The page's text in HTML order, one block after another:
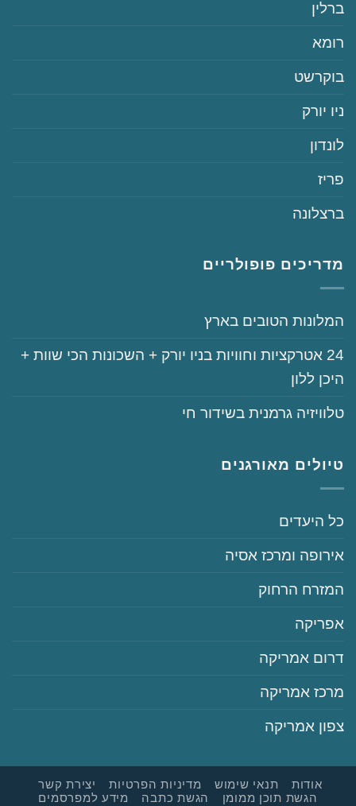
‏ברלין
‏רומא
‏בוקרשט
‏ניו יורק
‏לונדון
‏פריז
‏ברצלונה
מדריכים פופולריים
‏המלונות הטובים בארץ
‏‏24‏ אטרקציות וחוויות בניו יורק + השכונות הכי שוות +
היכן ללון
‏טלוויזיה גרמנית בשידור חי
טיולים מאורגנים
‏כל היעדים
‏אירופה ומרכז אסיה
‏המזרח הרחוק
‏אפריקה
‏דרום אמריקה
‏מרכז אמריקה
‏צפון אמריקה
‏‏אודות ‏‏תנאי שימוש ‏‏מדיניות הפרטיות
‏יצירת קשר
‏הגשת תוכן ממומן
‏הגשת כתבה
‏‏מידע למפרסמים